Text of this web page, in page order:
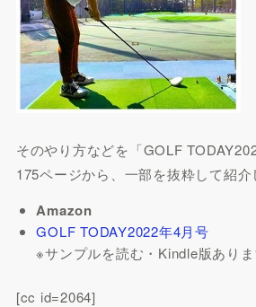
そのやり方などを「GOLF
175ページから、一部を抜粋して紹介
Amazon
GOLF TODAY2022年4月号
※サンプルを読む・Kindle版あり
[cc id=2064]